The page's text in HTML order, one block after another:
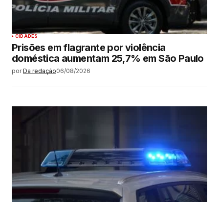
CIDADES
Prisões em flagrante por violência
doméstica aumentam 25,7% em São Paulo
por Da redação06/08/2026